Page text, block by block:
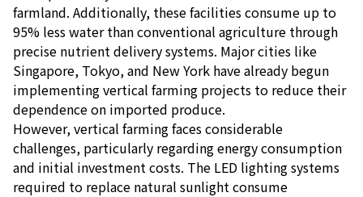
farmland. Additionally, these facilities consume up to
95% less water than conventional agriculture through
precise nutrient delivery systems. Major cities like
Singapore, Tokyo, and New York have already begun
implementing vertical farming projects to reduce their
dependence on imported produce.
However, vertical farming faces considerable
challenges, particularly regarding energy consumption
and initial investment costs. The LED lighting systems
required to replace natural sunlight consume